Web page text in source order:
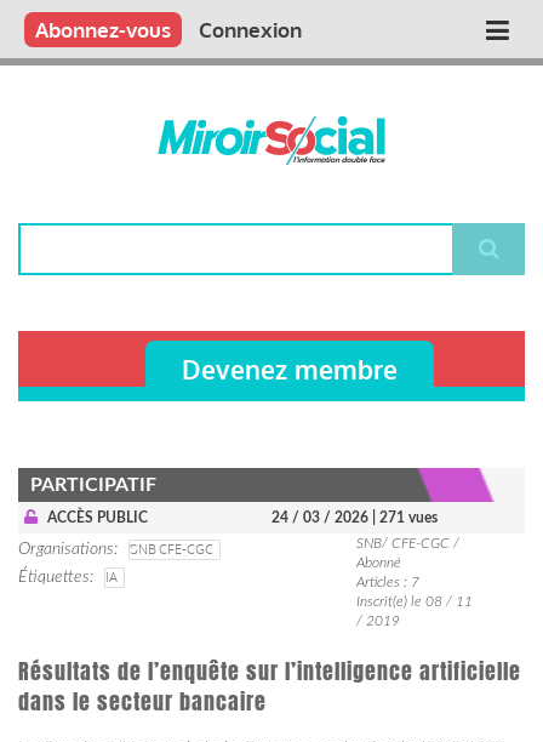
Aller
contenu
Main
Qui sommes nous ?
Vous publiez
Nous publions
Contactez-nous
Abonnez-vous Connexion
Devenez membre
PARTICIPATIF
ACCÈS PUBLIC 24 / 03 / 2026 | 271 vues
Organisations
SNB CFE-CGC
Étiquettes
IA
SNB/ CFE-CGC /
Abonné
Articles : 7
Inscrit(e) le 08 / 11
/ 2019
Résultats de l’enquête sur l’intelligence artificielle
dans le secteur bancaire